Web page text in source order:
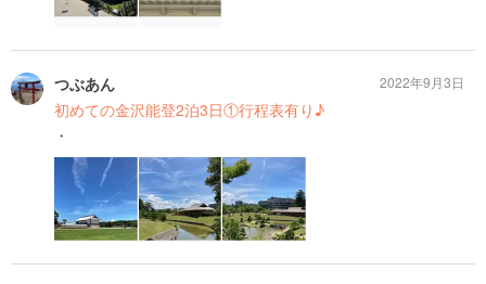
つぶあん
初めての金沢能登2泊3日①行程表有り♪
・
2022年9月3日